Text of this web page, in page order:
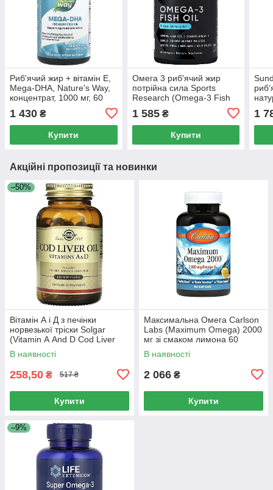
Риб'ячий жир + вітамін Е,
Mega-DHA, Nature's Way,
концентрат, 1000 мг, 60
1 430 ₴
Купити
Омега 3 риб'ячий жир
потрійна сила Sports
Research (Omega-3 Fish
Oil Triple Stength) 1250 мг
90 м'яких капсул
1 585₴
Купити
1
Акційні пропозиції та новинки
–50%
Вітамін А і Д з печінки
норвезької тріски Solgar
(Vitamin А And D Cod Liver
Oil) 100 капсул
В наявності
258,50 ₴ 517 ₴
Купити
Максимальна Омега Carlson
Labs (Maximum Omega) 2000
мг зі смаком лимона 60
капсул
В наявності
2 066 ₴
Купити
–9%